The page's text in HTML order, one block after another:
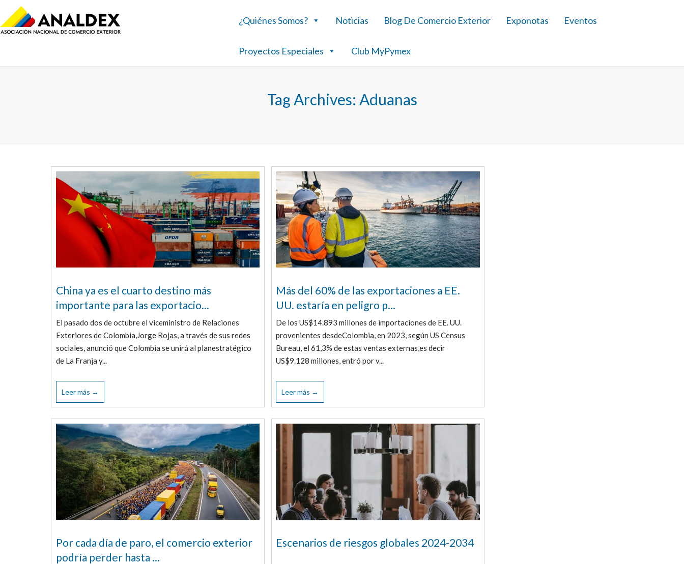
¿Quiénes Somos? Noticias Blog De Comercio Exterior Exponotas Eventos
Proyectos Especiales Club MyPymex
Tag Archives: Aduanas
China ya es el cuarto destino más
importante para las exportacio...
El pasado dos de octubre el viceministro de Relaciones
Exteriores de Colombia,Jorge Rojas, a través de sus redes
sociales, anunció que Colombia se unirá al planestratégico
de La Franja y...
Leer más →
Más del 60% de las exportaciones a EE.
UU. estaría en peligro p...
De los US$14.893 millones de importaciones de EE. UU.
provenientes desdeColombia, en 2023, según US Census
Bureau, el 61,3% de estas ventas externas,es decir
US$9.128 millones, entró por v...
Leer más →
Por cada día de paro, el comercio exterior
podría perder hasta ...
Escenarios de riesgos globales 2024-2034